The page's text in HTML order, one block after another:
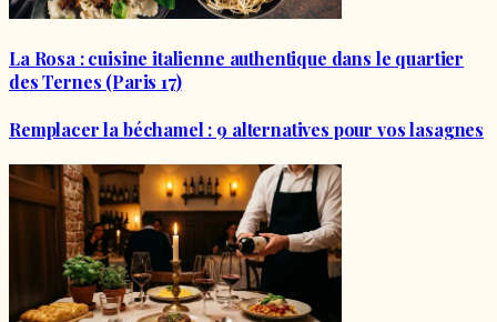
La Rosa : cuisine italienne authentique dans le quartier
des Ternes (Paris 17)
Remplacer la béchamel : 9 alternatives pour vos lasagnes